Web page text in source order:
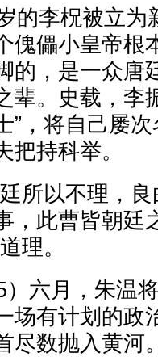
的李柷被立为
傀儡小皇帝根
的，是一众唐
辈。史载，李
”，将自己屡
持科举。
所以不理，
，此曹皆朝廷
理。
六月，朱温
场有计划的政
尽数抛入黄河